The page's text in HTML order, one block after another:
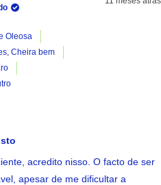
Oleosa
Cheira bem
acredito nisso. O facto de ser
apesar de me dificultar a